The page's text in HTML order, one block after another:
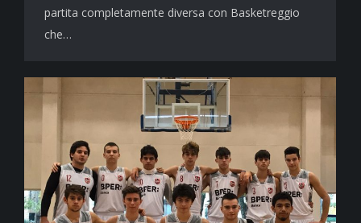
partita completamente diversa con Basketreggio
che…